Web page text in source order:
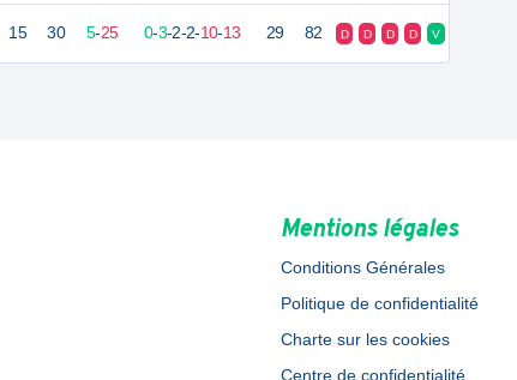
15 30 5-25 0-3-2-2-10-13 29 82 D D D D V
Mentions légales
Conditions Générales
Politique de confidentialité
Charte sur les cookies
Centre de confidentialité